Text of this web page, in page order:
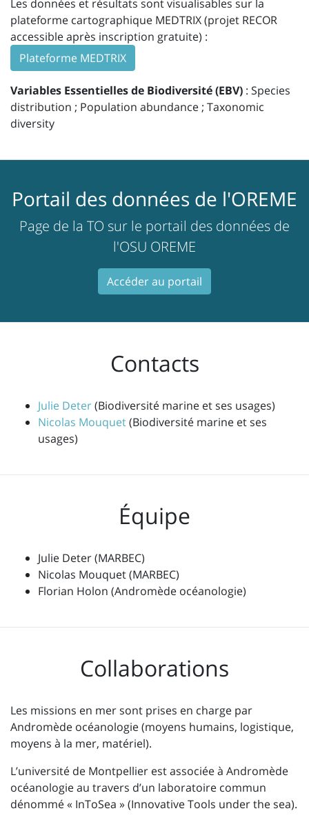
Les données et résultats sont visualisables sur la
plateforme cartographique MEDTRIX (projet RECOR
accessible après inscription gratuite) :
Plateforme MEDTRIX
Variables Essentielles de Biodiversité (EBV) : Species
distribution ; Population abundance ; Taxonomic
diversity
Portail des données de l'OREME
Page de la TO sur le portail des données de
l'OSU OREME
Accéder au portail
Contacts
Julie Deter(Biodiversité marine et ses usages)
Nicolas Mouquet(Biodiversité marine et ses
usages)
Équipe
Julie Deter (MARBEC)
Nicolas Mouquet (MARBEC)
Florian Holon (Andromède océanologie)
Collaborations
Les missions en mer sont prises en charge par
Andromède océanologie (moyens humains, logistique,
moyens à la mer, matériel).
L’université de Montpellier est associée à Andromède
océanologie au travers d’un laboratoire commun
dénommé « InToSea » (Innovative Tools under the sea).